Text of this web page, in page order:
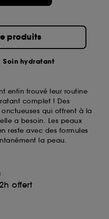
produits
Soin hydratant
enfin trouvé leur routine
complet ! Des
qui offrent à la
a besoin. Les peaux
reste avec des formules
la peau.
offert